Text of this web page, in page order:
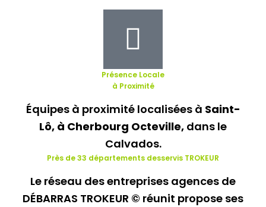
Présence Locale
à Proximité
Équipes à proximité localisées à Saint-
Lô, à Cherbourg Octeville, dans le
Calvados.
Près de 33 départements desservis TROKEUR
Le réseau des entreprises agences de
DÉBARRAS TROKEUR © réunit propose ses